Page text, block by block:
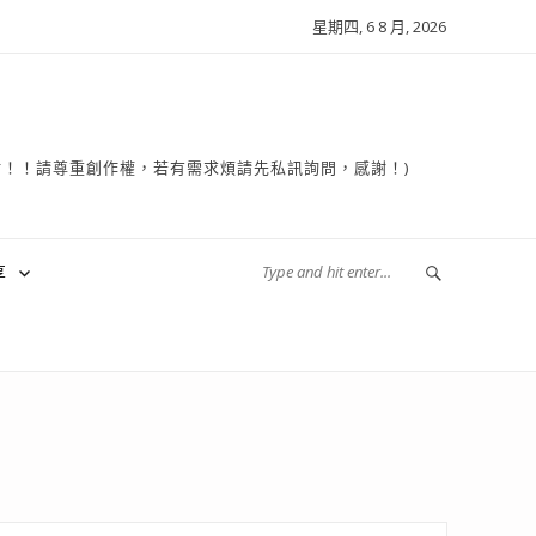
星期四, 6 8 月, 2026
請尊重創作權，若有需求煩請先私訊詢問，感謝！)